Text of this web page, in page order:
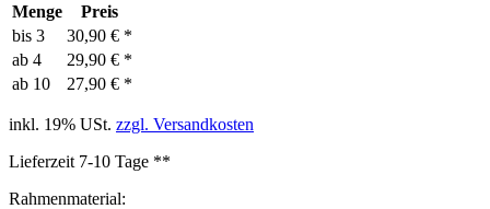
Menge
Preis
bis 3
30,90 € *
ab 4
29,90 € *
ab 10 27,90 € *
inkl. 19% USt. zzgl. Versandkosten
Lieferzeit 7-10 Tage **
Rahmenmaterial: